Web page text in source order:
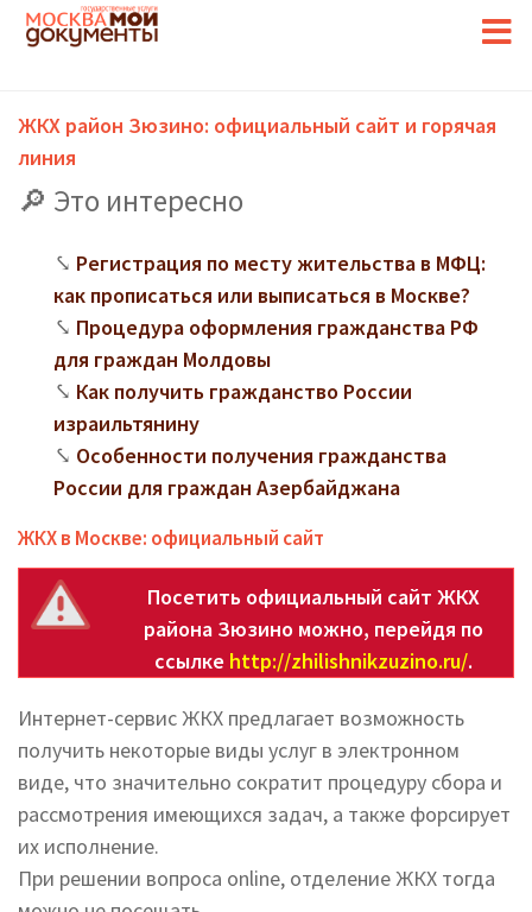
ЖКХ район Зюзино: официальный сайт и горячая
линия
Это интересно
Регистрация по месту жительства в МФЦ:
как прописаться или выписаться в Москве?
Процедура оформления гражданства РФ
для граждан Молдовы
Как получить гражданство России
израильтянину
Особенности получения гражданства
России для граждан Азербайджана
ЖКХ в Москве: официальный сайт
Посетить официальный сайт ЖКХ
района Зюзино можно, перейдя по
ссылке http://zhilishnikzuzino.ru/.
Интернет-сервис ЖКХ предлагает возможность
получить некоторые виды услуг в электронном
виде, что значительно сократит процедуру сбора и
рассмотрения имеющихся задач, а также форсирует
их исполнение.
При решении вопроса online, отделение ЖКХ тогда